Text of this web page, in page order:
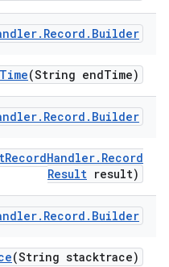
. Record . Builder
Time(String endTime)
. Record . Builder
RecordHandler. Record
Result result)
. Record . Builder
(String stacktrace)